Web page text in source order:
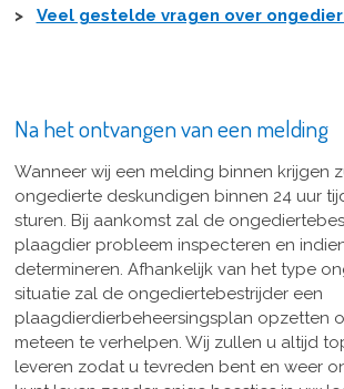
> Veel gestelde vragen over
Na het ontvangen van een melding
Wanneer wij een melding binnen krijgen
ongedierte deskundigen binnen 24 uur
sturen. Bij aankomst zal de
plaagdier probleem inspecteren en
determineren. Afhankelijk van het type
situatie zal de ongediertebestrijder een
plaagdierdierbeheersingsplan opzetten
meteen te verhelpen. Wij zullen u altijd
leveren zodat u tevreden bent en weer